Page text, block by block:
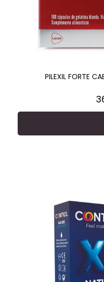
PILEXIL FORTE